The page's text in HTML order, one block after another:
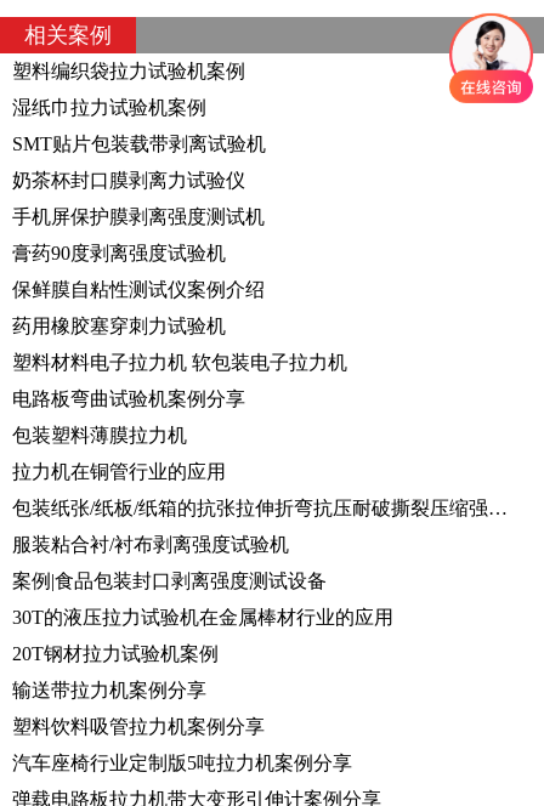
相关案例
​塑料编织袋拉力试验机案例
湿纸巾拉力试验机案例
SMT贴片包装载带剥离试验机
奶茶杯封口膜剥离力试验仪
手机屏保护膜剥离强度测试机
膏药90度剥离强度试验机
保鲜膜自粘性测试仪案例介绍
药用橡胶塞穿刺力试验机
塑料材料电子拉力机 软包装电子拉力机
电路板弯曲试验机案例分享
包装塑料薄膜拉力机
拉力机在铜管行业的应用
包装纸张/纸板/纸箱的抗张拉伸折弯抗压耐破撕裂压缩强度试验汇总
服装粘合衬/衬布剥离强度试验机
案例|食品包装封口剥离强度测试设备
30T的液压拉力试验机在金属棒材行业的应用
20T钢材拉力试验机案例
输送带拉力机案例分享
塑料饮料吸管拉力机案例分享
汽车座椅行业定制版5吨拉力机案例分享
弹载电路板拉力机带大变形引伸计案例分享